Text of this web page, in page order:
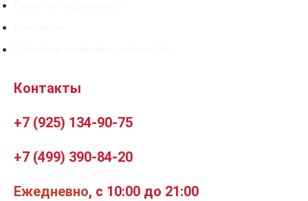
Контакты
+7 (925) 134-90-75
+7 (499) 390-84-20
Ежедневно, с 10:00 до 21:00